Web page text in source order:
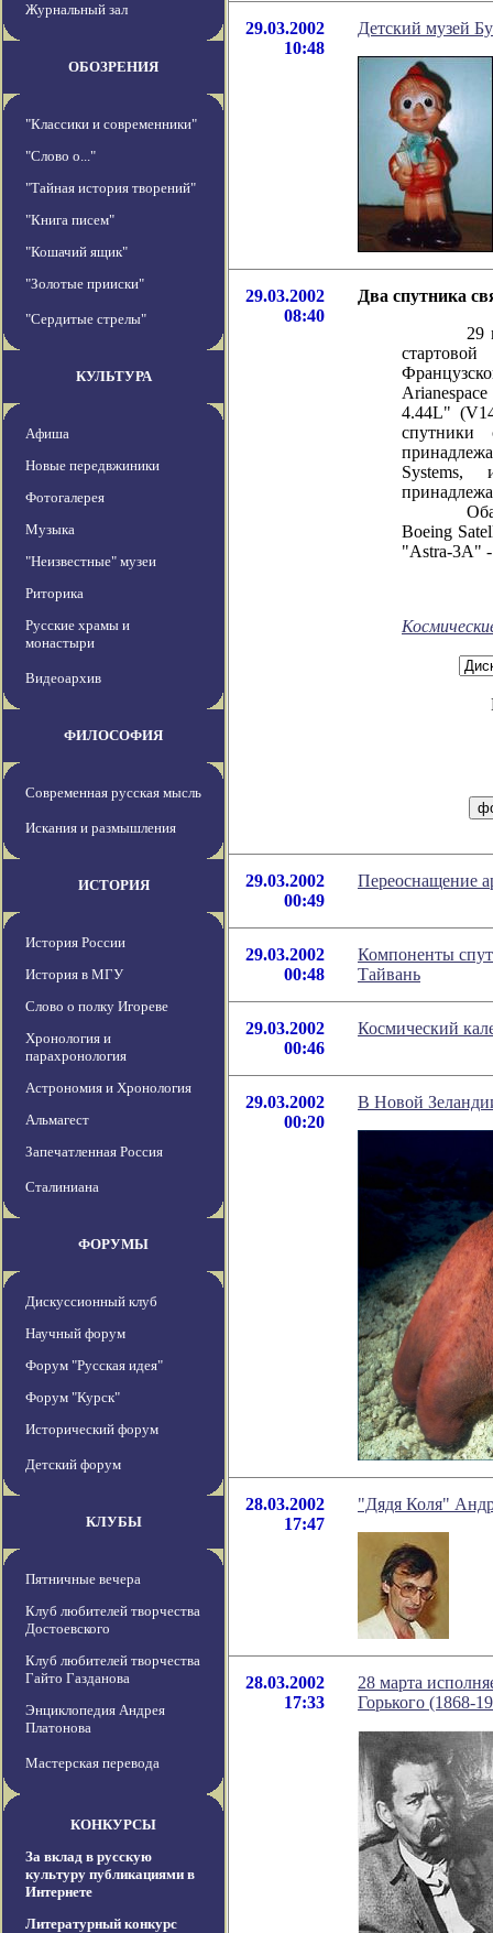
Журнальный зал
ОБОЗРЕНИЯ
"Классики и современники"
"Слово о..."
"Тайная история творений"
"Книга писем"
"Кошачий ящик"
"Золотые прииски"
"Сердитые стрелы"
КУЛЬТУРА
Афиша
Новые передвжиники
Фотогалерея
Музыка
"Неизвестные" музеи
Риторика
Русские храмы и
монастыри
Видеоархив
ФИЛОСОФИЯ
Современная русская мысль
Искания и размышления
ИСТОРИЯ
История России
История в МГУ
Слово о полку Игореве
Хронология и
парахронология
Астрономия и Хронология
Альмагест
Запечатленная Россия
Сталиниана
ФОРУМЫ
Дискуссионный клуб
Научный форум
Форум "Русская идея"
Форум "Курск"
Исторический форум
Детский форум
КЛУБЫ
Пятничные вечера
Клуб любителей творчества
Достоевского
Клуб любителей творчества
Гайто Газданова
Энциклопедия Андрея
Платонова
Мастерская перевода
КОНКУРСЫ
За вклад в русскую
культуру публикациями в
Интернете
Литературный конкурс
29.03.2002
10:48
Детский музей
29.03.2002
08:40
Два спутника
29
4.44L"
Оба КА
Boeing
"Astra-3A" -
29.03.2002
00:49
Переоснащение
29.03.2002
00:48
Компоненты
Тайвань
29.03.2002
00:46
Космический
29.03.2002
00:20
В Новой
28.03.2002
17:47
"Дядя Коля"
28.03.2002
17:33
28 марта
Горького (1868-